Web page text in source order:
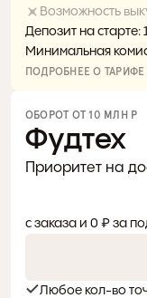
Возможность
Депозит на старте:
Минимальная
ПОДРОБНЕЕ О ТАРИФЕ
ОБОРОТ ОТ 10 МЛН Р
Фудтех
Приоритет на
с заказа и 0 ₽ за
Любое кол-во